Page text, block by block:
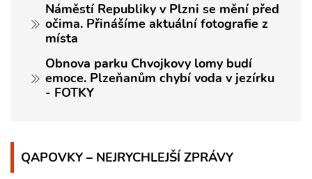
Náměstí Republiky v Plzni se mění před
očima. Přinášíme aktuální fotografie z
místa
Obnova parku Chvojkovy lomy budí
emoce. Plzeňanům chybí voda v jezírku
- FOTKY
QAPOVKY – NEJRYCHLEJŠÍ ZPRÁVY